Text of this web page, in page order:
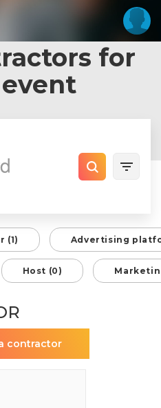
for
(1) Advertising
Host (0)
contractor